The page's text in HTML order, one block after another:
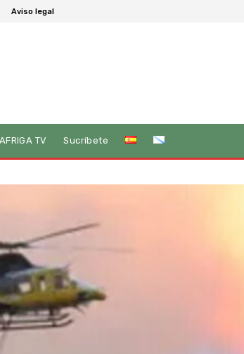
Aviso legal
AFRIGA TV Sucríbete